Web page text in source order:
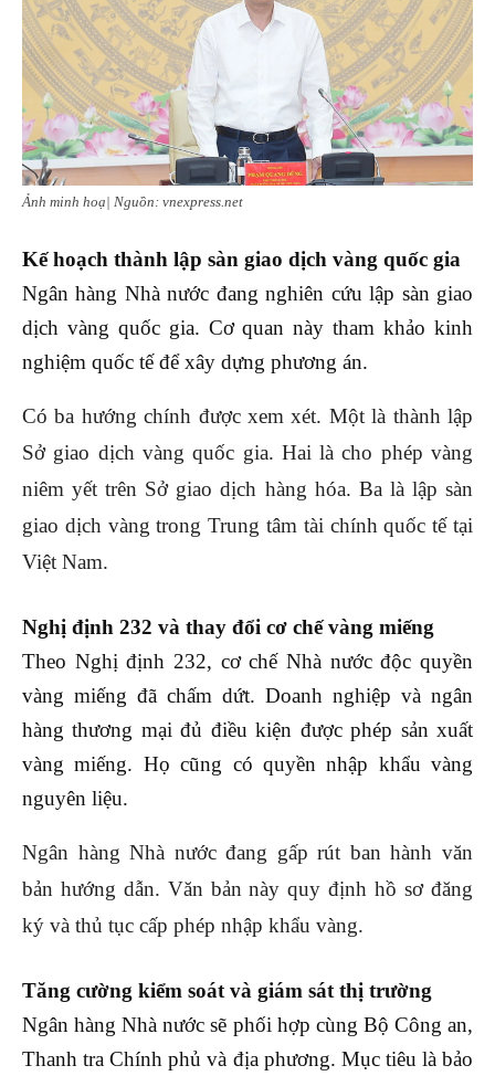
Ảnh minh hoạ| Nguồn: vnexpress.net
Kế hoạch thành lập sàn giao dịch vàng quốc gia
Ngân hàng Nhà nước đang nghiên cứu lập sàn giao
dịch vàng quốc gia. Cơ quan này tham khảo kinh
nghiệm quốc tế để xây dựng phương án.
Có ba hướng chính được xem xét. Một là thành lập
Sở giao dịch vàng quốc gia. Hai là cho phép vàng
niêm yết trên Sở giao dịch hàng hóa. Ba là lập sàn
giao dịch vàng trong Trung tâm tài chính quốc tế tại
Việt Nam.
Nghị định 232 và thay đổi cơ chế vàng miếng
Theo Nghị định 232, cơ chế Nhà nước độc quyền
vàng miếng đã chấm dứt. Doanh nghiệp và ngân
hàng thương mại đủ điều kiện được phép sản xuất
vàng miếng. Họ cũng có quyền nhập khẩu vàng
nguyên liệu.
Ngân hàng Nhà nước đang gấp rút ban hành văn
bản hướng dẫn. Văn bản này quy định hồ sơ đăng
ký và thủ tục cấp phép nhập khẩu vàng.
Tăng cường kiểm soát và giám sát thị trường
Ngân hàng Nhà nước sẽ phối hợp cùng Bộ Công an,
Thanh tra Chính phủ và địa phương. Mục tiêu là bảo